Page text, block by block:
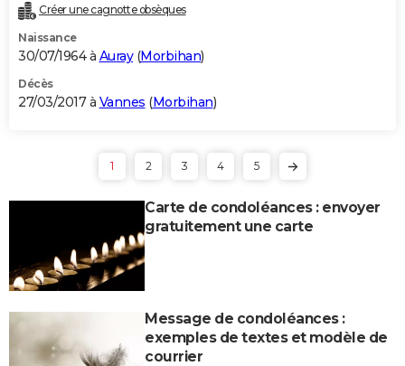
Créer une cagnotte obsèques
Naissance
30/07/1964 à Auray(Morbihan)
Décès
27/03/2017 à Vannes (Morbihan)
1 2 3 4 5
Carte de condoléances : envoyer
gratuitement une carte
Message de condoléances :
exemples de textes et modèle de
courrier